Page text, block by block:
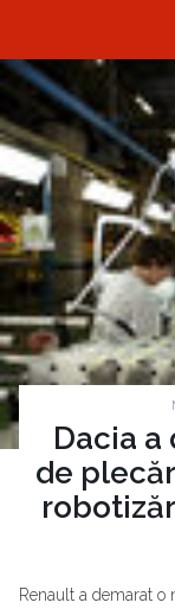
Dacia
de
Renault a demarat o